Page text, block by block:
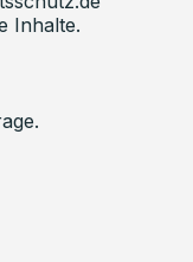
Inhalte.